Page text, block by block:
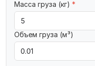
Масса груза (кг) *
Объем груза (м³)